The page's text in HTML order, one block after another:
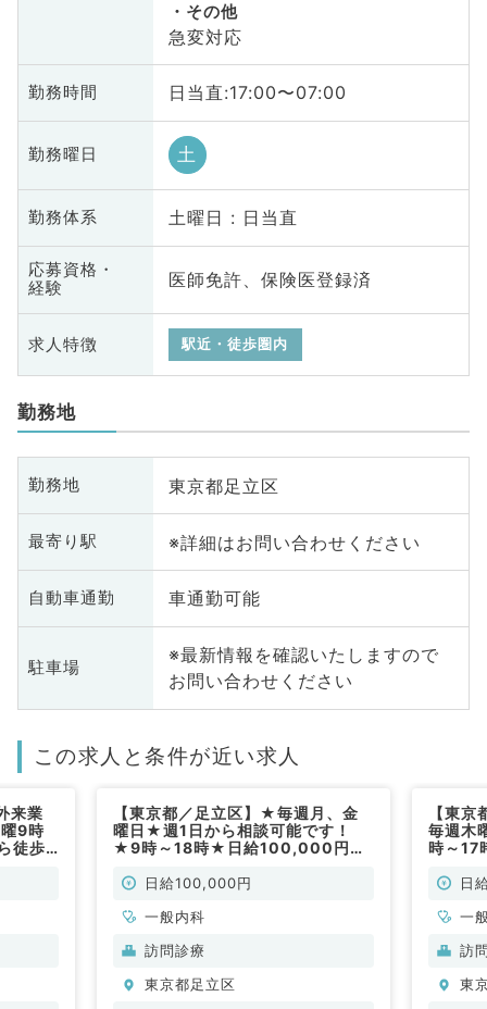
その他
急変対応
勤務時間 日当直:17:00〜07:00
勤務曜日 土
勤務体系 土曜日 : 日当直
応募資格・
経験
医師免許、保険医登録済
求人特徴 駅近・徒歩圏内
勤務地
勤務地 東京都足立区
最寄り駅 ※詳細はお問い合わせください
自動車通勤 車通勤可能
駐車場
※最新情報を確認いたしますので
お問い合わせください
この求人と条件が近い求人
来業
9時
徒歩
【東京都／足立区】★毎週月、金
曜日★週1日から相談可能です！
★9時～18時★日給100,000円★
／非常勤）
日給100,000円
一般内科
訪問診療
東京都足立区
【東
毎週木
時～17
日
一
訪
東